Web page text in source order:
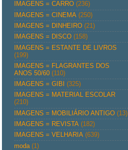
IMAGENS = CARRO (236)
IMAGENS = CINEMA (250)
IMAGENS = DINHEIRO (21)
IMAGENS = DISCO (158)
IMAGENS = ESTANTE DE LIVROS
(199)
IMAGENS = FLAGRANTES DOS
ANOS 50/60 (110)
IMAGENS = GIBI
(325)
IMAGENS = MATERIAL ESCOLAR
(210)
IMAGENS = MOBILIÁRIO ANTIGO (13)
IMAGENS = REVISTA (182)
IMAGENS = VELHARIA (639)
moda (1)